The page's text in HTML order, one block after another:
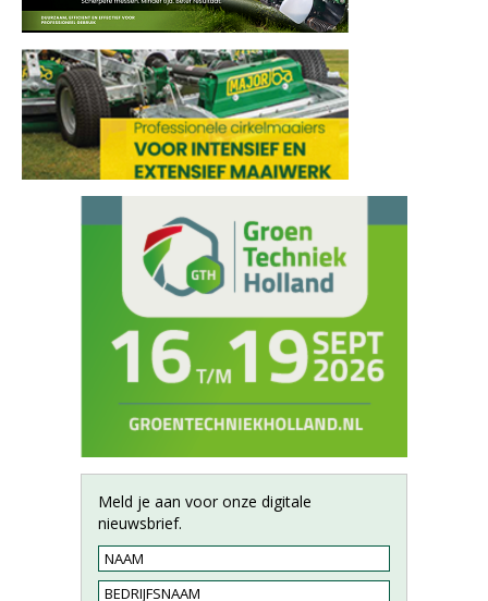
Meld je aan voor onze digitale
nieuwsbrief.